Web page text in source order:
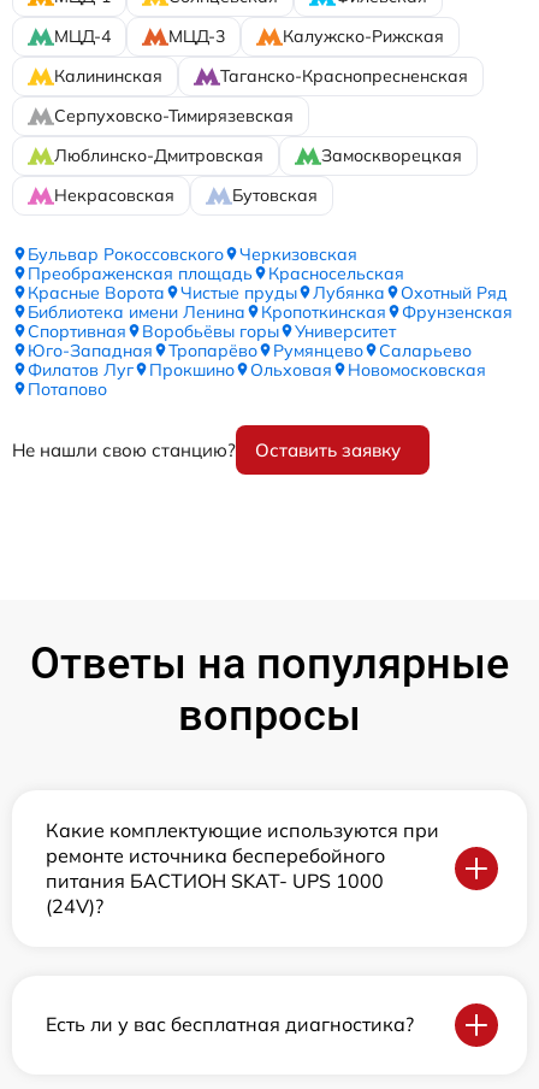
МЦД-4
МЦД-3
Калужско-Рижская
Калининская
Таганско-Краснопресненская
Серпуховско-Тимирязевская
Люблинско-Дмитровская
Замоскворецкая
Некрасовская
Бутовская
Бульвар Рокоссовского
Черкизовская
Преображенская площадь
Красносельская
Красные Ворота
Чистые пруды Лубянка
Охотный Ряд
Библиотека имени Ленина
Кропоткинская
Фрунзенская
Спортивная
Воробьёвы горы
Университет
Юго-Западная
Тропарёво Румянцево
Саларьево
Филатов Луг
Прокшино Ольховая
Новомосковская
Потапово
Не нашли свою станцию? Оставить заявку
Ответы на популярные
вопросы
Какие комплектующие используются при
ремонте источника бесперебойного
питания БАСТИОН SKAT- UPS 1000
(24V)?
Есть ли у вас бесплатная диагностика?